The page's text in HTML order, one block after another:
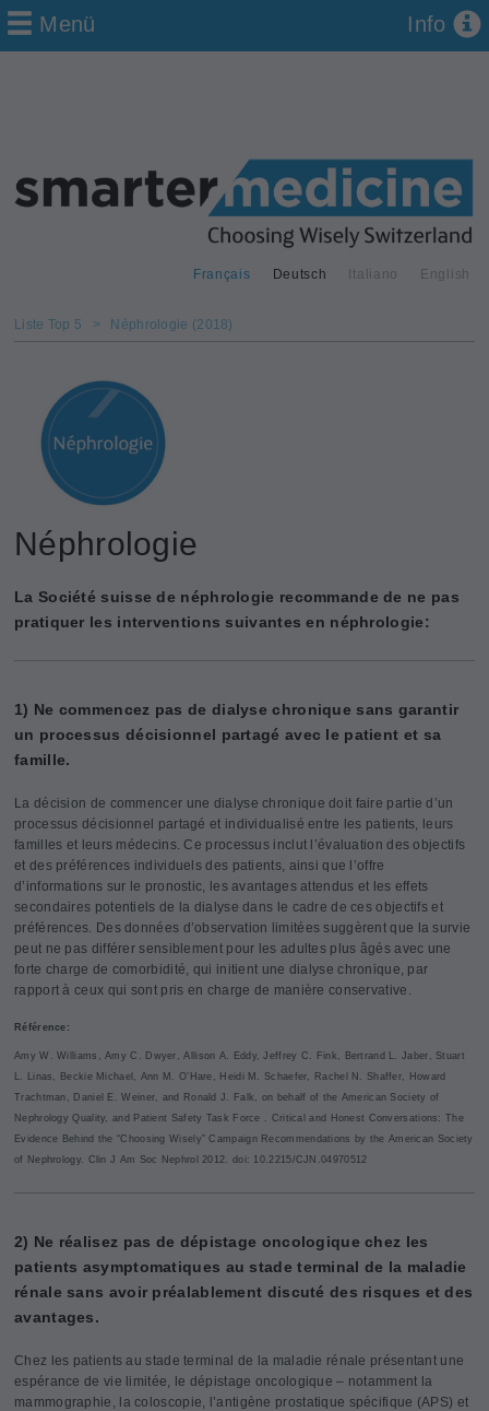
Deutsch
Français Italiano English
Menü Info
Liste Top 5 > Néphrologie (2018)
Néphrologie
La Société suisse de néphrologie recommande de ne pas
pratiquer les interventions suivantes en néphrologie:
1) Ne commencez pas de dialyse chronique sans garantir
un processus décisionnel partagé avec le patient et sa
famille.
La décision de commencer une dialyse chronique doit faire partie d’un
processus décisionnel partagé et individualisé entre les patients, leurs
familles et leurs médecins. Ce processus inclut l’évaluation des objectifs
et des préférences individuels des patients, ainsi que l’offre
d’informations sur le pronostic, les avantages attendus et les effets
secondaires potentiels de la dialyse dans le cadre de ces objectifs et
préférences. Des données d’observation limitées suggèrent que la survie
peut ne pas différer sensiblement pour les adultes plus âgés avec une
forte charge de comorbidité, qui initient une dialyse chronique, par
rapport à ceux qui sont pris en charge de manière conservative.
Référence:
Amy W. Williams, Amy C. Dwyer, Allison A. Eddy, Jeffrey C. Fink, Bertrand L. Jaber, Stuart
L. Linas, Beckie Michael, Ann M. O’Hare, Heidi M. Schaefer, Rachel N. Shaffer, Howard
Trachtman, Daniel E. Weiner, and Ronald J. Falk, on behalf of the American Society of
Nephrology Quality, and Patient Safety Task Force . Critical and Honest Conversations: The
Evidence Behind the “Choosing Wisely” Campaign Recommendations by the American Society
of Nephrology. Clin J Am Soc Nephrol 2012. doi: 10.2215/CJN.04970512
2) Ne réalisez pas de dépistage oncologique chez les
patients asymptomatiques au stade terminal de la maladie
rénale sans avoir préalablement discuté des risques et des
avantages.
Chez les patients au stade terminal de la maladie rénale présentant une
espérance de vie limitée, le dépistage oncologique – notamment la
mammographie, la coloscopie, l’antigène prostatique spécifique (APS) et